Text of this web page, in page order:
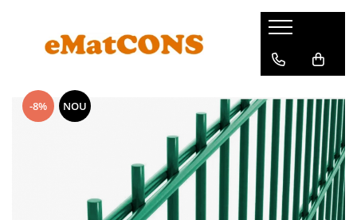
-8% NOU